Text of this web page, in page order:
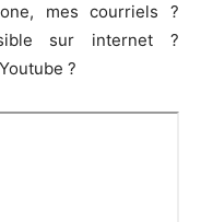
mes courriels ?
sur internet ?
?